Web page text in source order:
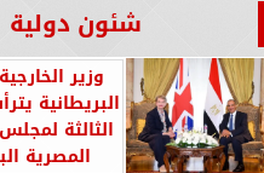
شئون دولية
وزير
البريطانية
الثالثة
المصرية